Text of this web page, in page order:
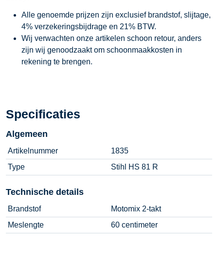
Alle genoemde prijzen zijn exclusief brandstof, slijtage,
4% verzekeringsbijdrage en 21% BTW.
Wij verwachten onze artikelen schoon retour, anders
zijn wij genoodzaakt om schoonmaakkosten in
rekening te brengen.
Specificaties
Algemeen
Artikelnummer
1835
Type
Stihl HS 81 R
Technische details
Brandstof
Motomix 2-takt
Meslengte
60 centimeter